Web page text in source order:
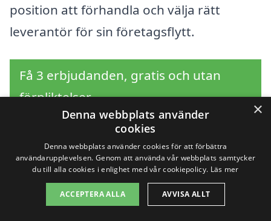
position att förhandla och välja rätt
leverantör för sin företagsflytt.
Få 3 erbjudanden, gratis och utan
förpliktelser
Sök efter en
professionell för
×
Denna webbplats använder
cookies
Denna webbplats använder cookies för att förbättra
användarupplevelsen. Genom att använda vår webbplats samtycker
du till alla cookies i enlighet med vår cookiepolicy. Läs mer
ACCEPTERA ALLA AVVISA ALLT